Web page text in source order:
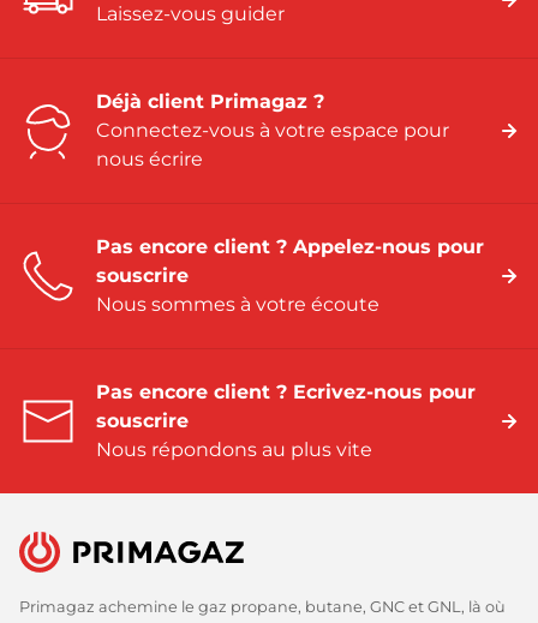
Laissez-vous guider
Déjà client Primagaz ?
Connectez-vous à votre espace pour
nous écrire
Pas encore client ? Appelez-nous pour
souscrire
Nous sommes à votre écoute
Pas encore client ? Ecrivez-nous pour
souscrire
Nous répondons au plus vite
Primagaz achemine le gaz propane, butane, GNC et GNL, là où